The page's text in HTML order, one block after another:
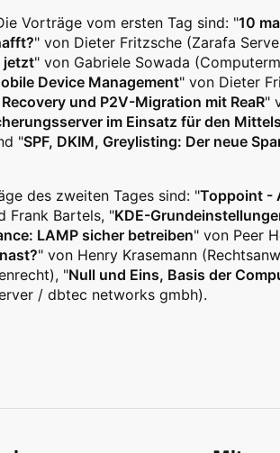
Vorträge vom ersten Tag sind: "10
" von Dieter Fritzsche (Zarafa
jetzt" von Gabriele Sowada
Device Management" von Dieter
und P2V-Migration mit ReaR"
im Einsatz für den
"SPF, DKIM, Greylisting: Der neue
des zweiten Tages sind: "Toppoint -
Frank Bartels, "KDE-
LAMP sicher betreiben" von Peer
" von Henry Krasemann
"Null und Eins, Basis der
/ dbtec networks gmbh).